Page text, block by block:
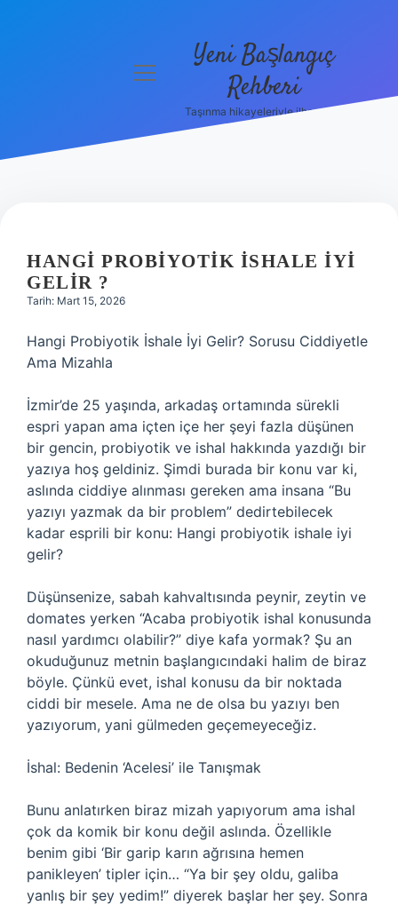
Politikası
menüyü
Yeni Başlangıç
Rehberi
Taşınma hikayeleriyle ilham bul!
HANGI PROBIYOTIK ISHALE IYI
GELIR ?
Tarih: Mart 15, 2026
Hangi Probiyotik İshale İyi Gelir? Sorusu Ciddiyetle
Ama Mizahla
İzmir’de 25 yaşında, arkadaş ortamında sürekli
espri yapan ama içten içe her şeyi fazla düşünen
bir gencin, probiyotik ve ishal hakkında yazdığı bir
yazıya hoş geldiniz. Şimdi burada bir konu var ki,
aslında ciddiye alınması gereken ama insana “Bu
yazıyı yazmak da bir problem” dedirtebilecek
kadar esprili bir konu: Hangi probiyotik ishale iyi
gelir?
Düşünsenize, sabah kahvaltısında peynir, zeytin ve
domates yerken “Acaba probiyotik ishal konusunda
nasıl yardımcı olabilir?” diye kafa yormak? Şu an
okuduğunuz metnin başlangıcındaki halim de biraz
böyle. Çünkü evet, ishal konusu da bir noktada
ciddi bir mesele. Ama ne de olsa bu yazıyı ben
yazıyorum, yani gülmeden geçemeyeceğiz.
İshal: Bedenin ‘Acelesi’ ile Tanışmak
Bunu anlatırken biraz mizah yapıyorum ama ishal
çok da komik bir konu değil aslında. Özellikle
benim gibi ‘Bir garip karın ağrısına hemen
panikleyen’ tipler için… “Ya bir şey oldu, galiba
yanlış bir şey yedim!” diyerek başlar her şey. Sonra